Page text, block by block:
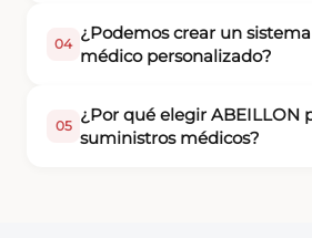
04
¿Podemos crear un
médico personalizado?
05
¿Por qué elegir ABEILLON
suministros médicos?